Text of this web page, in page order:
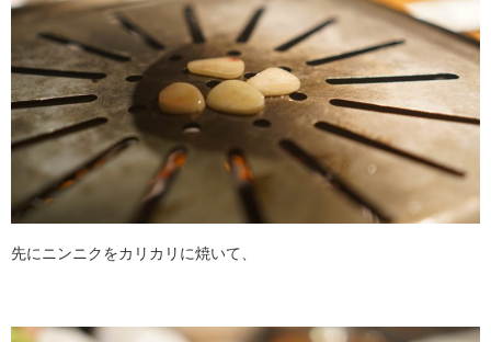
先にニンニクをカリカリに焼いて、